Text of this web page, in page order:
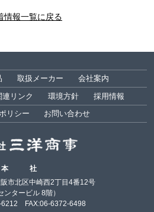
情報一覧に戻る
取扱メーカー
会社案内
連リンク 環境方針
採用情報
リシー
お問い合わせ
本社
市北区中崎西2丁目4番12号
ンタービル 8階）
6212 FAX:06-6372-6498